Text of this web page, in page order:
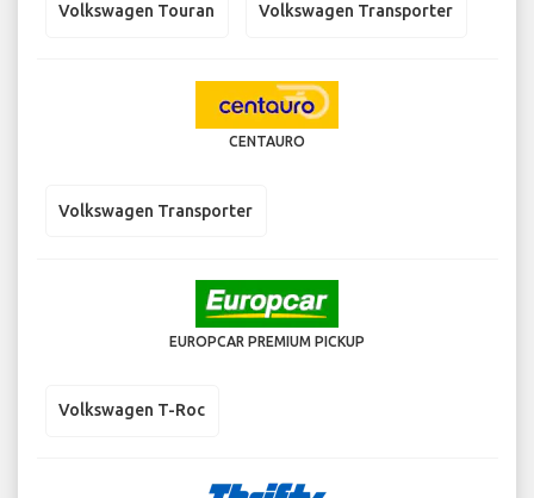
Volkswagen Touran Volkswagen Transporter
CENTAURO
Volkswagen Transporter
EUROPCAR PREMIUM PICKUP
Volkswagen T-Roc